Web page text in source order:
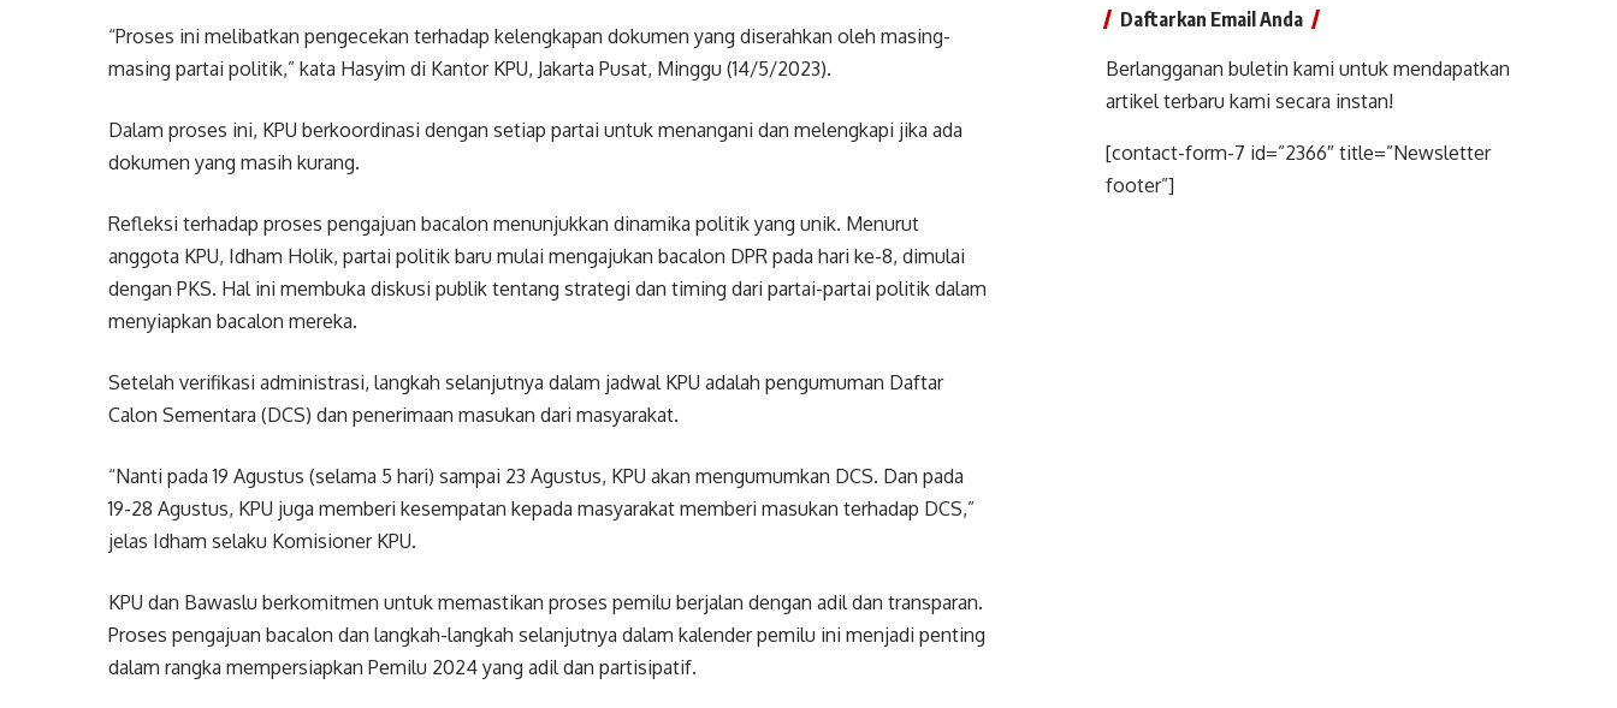
“Proses ini melibatkan pengecekan terhadap kelengkapan dokumen yang diserahkan oleh masing-
masing partai politik,” kata Hasyim di Kantor KPU, Jakarta Pusat, Minggu (14/5/2023).
Dalam proses ini, KPU berkoordinasi dengan setiap partai untuk menangani dan melengkapi jika ada
dokumen yang masih kurang.
Refleksi terhadap proses pengajuan bacalon menunjukkan dinamika politik yang unik. Menurut
anggota KPU, Idham Holik, partai politik baru mulai mengajukan bacalon DPR pada hari ke-8, dimulai
dengan PKS. Hal ini membuka diskusi publik tentang strategi dan timing dari partai-partai politik dalam
menyiapkan bacalon mereka.
Setelah verifikasi administrasi, langkah selanjutnya dalam jadwal KPU adalah pengumuman Daftar
Calon Sementara (DCS) dan penerimaan masukan dari masyarakat.
“Nanti pada 19 Agustus (selama 5 hari) sampai 23 Agustus, KPU akan mengumumkan DCS. Dan pada
19-28 Agustus, KPU juga memberi kesempatan kepada masyarakat memberi masukan terhadap DCS,”
jelas Idham selaku Komisioner KPU.
KPU dan Bawaslu berkomitmen untuk memastikan proses pemilu berjalan dengan adil dan transparan.
Proses pengajuan bacalon dan langkah-langkah selanjutnya dalam kalender pemilu ini menjadi penting
dalam rangka mempersiapkan Pemilu 2024 yang adil dan partisipatif.
Daftarkan Email Anda
Berlangganan buletin kami untuk mendapatkan
artikel terbaru kami secara instan!
[contact-form-7 id=”2366″ title=”Newsletter
footer”]